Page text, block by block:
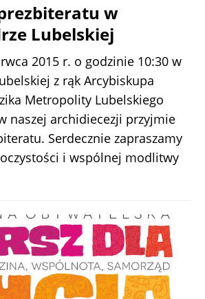
w
Lubelskiej
2015 r. o godzinie 10:30 w
z rąk Arcybiskupa
Metropolity Lubelskiego
naszej archidiecezji przyjmie
Serdecznie zapraszamy
i wspólnej modlitwy